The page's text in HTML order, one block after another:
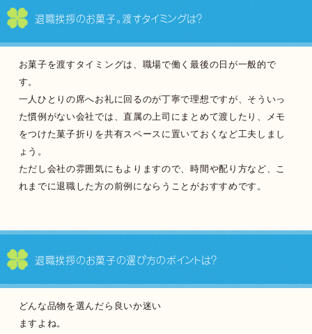
退職挨拶のお菓子。 渡すタイミングは？
お菓子を渡すタイミングは、職場で働く最後の日が一般的で
す。
一人ひとりの席へお礼に回るのが丁寧で理想ですが、そういっ
た慣例がない会社では、直属の上司にまとめて渡したり、メモ
をつけた菓子折りを共有スペースに置いておくなど工夫しまし
ょう。
ただし会社の雰囲気にもよりますので、時間や配り方など、こ
れまでに退職した方の前例にならうことがおすすめです。
退職挨拶のお菓子の選び方のポイントは？
どんな品物を選んだら良いか迷い
ますよね。